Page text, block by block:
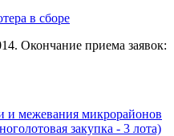
в сборе
Окончание приема заявок:
и межевания микрорайонов
закупка - 3 лота)